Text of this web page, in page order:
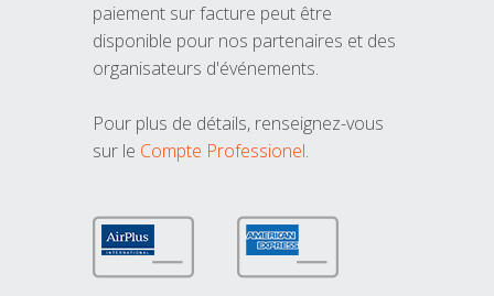
paiement sur facture peut être
disponible pour nos partenaires et des
organisateurs d'événements.
Pour plus de détails, renseignez-vous
sur le Compte Professionel.